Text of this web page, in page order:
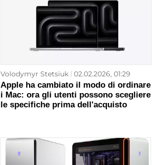
Volodymyr Stetsiuk 02.02.2026, 01:29
Apple ha cambiato il modo di ordinare
i Mac: ora gli utenti possono scegliere
le specifiche prima dell'acquisto